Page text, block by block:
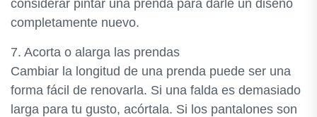
considerar pintar una prenda para darle un diseño
completamente nuevo.
7. Acorta o alarga las prendas
Cambiar la longitud de una prenda puede ser una
forma fácil de renovarla. Si una falda es demasiado
larga para tu gusto, acórtala. Si los pantalones son